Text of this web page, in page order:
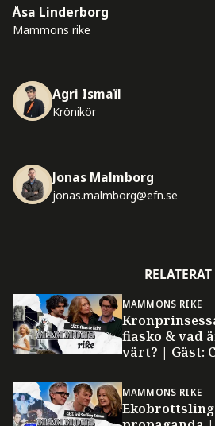
Åsa Linderborg
Mammons rike
Agri Ismaïl
Krönikör
Jonas Malmborg
jonas.malmborg@efn.se
RELATERAT
MAMMONS RIKE
fiasko & vad
värt? | Gäst:
MAMMONS RIKE